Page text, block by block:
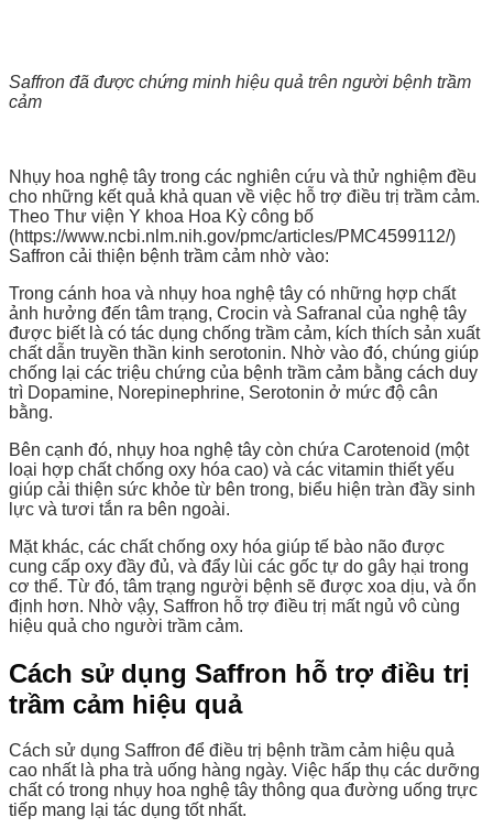
Saffron đã được chứng minh hiệu quả trên người bệnh trầm
cảm
Nhụy hoa nghệ tây trong các nghiên cứu và thử nghiệm đều
cho những kết quả khả quan về việc hỗ trợ điều trị trầm cảm.
Theo Thư viện Y khoa Hoa Kỳ công bố
(https://www.ncbi.nlm.nih.gov/pmc/articles/PMC4599112/)
Saffron cải thiện bệnh trầm cảm nhờ vào:
Trong cánh hoa và nhụy hoa nghệ tây có những hợp chất
ảnh hưởng đến tâm trạng, Crocin và Safranal của nghệ tây
được biết là có tác dụng chống trầm cảm, kích thích sản xuất
chất dẫn truyền thần kinh serotonin. Nhờ vào đó, chúng giúp
chống lại các triệu chứng của bệnh trầm cảm bằng cách duy
trì Dopamine, Norepinephrine, Serotonin ở mức độ cân
bằng.
Bên cạnh đó, nhụy hoa nghệ tây còn chứa Carotenoid (một
loại hợp chất chống oxy hóa cao) và các vitamin thiết yếu
giúp cải thiện sức khỏe từ bên trong, biểu hiện tràn đầy sinh
lực và tươi tắn ra bên ngoài.
Mặt khác, các chất chống oxy hóa giúp tế bào não được
cung cấp oxy đầy đủ, và đẩy lùi các gốc tự do gây hại trong
cơ thể. Từ đó, tâm trạng người bệnh sẽ được xoa dịu, và ổn
định hơn. Nhờ vậy, Saffron hỗ trợ điều trị mất ngủ vô cùng
hiệu quả cho người trầm cảm.
Cách sử dụng Saffron hỗ trợ điều trị
trầm cảm hiệu quả
Cách sử dụng Saffron để điều trị bệnh trầm cảm hiệu quả
cao nhất là pha trà uống hàng ngày. Việc hấp thụ các dưỡng
chất có trong nhụy hoa nghệ tây thông qua đường uống trực
tiếp mang lại tác dụng tốt nhất.